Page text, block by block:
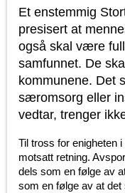
Et enstemmig
presisert at
også skal være
samfunnet. De
kommunene. Det
særomsorg eller
vedtar, trenger
Til tross for enigheten
motsatt retning.
dels som en følge av
som en følge av at